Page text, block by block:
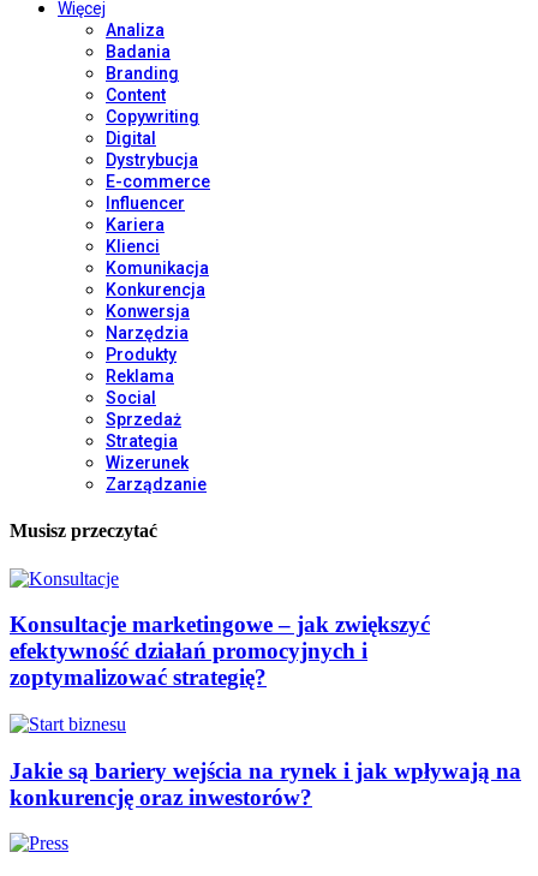
Więcej
Analiza
Badania
Branding
Content
Copywriting
Digital
Dystrybucja
E-commerce
Influencer
Kariera
Klienci
Komunikacja
Konkurencja
Konwersja
Narzędzia
Produkty
Reklama
Social
Sprzedaż
Strategia
Wizerunek
Zarządzanie
Musisz przeczytać
Konsultacje marketingowe – jak zwiększyć
efektywność działań promocyjnych i
zoptymalizować strategię?
Jakie są bariery wejścia na rynek i jak wpływają na
konkurencję oraz inwestorów?